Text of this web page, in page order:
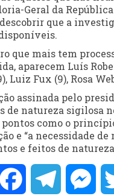
Geral da
que a
que mais tem
aparecem Luís
Luiz Fux (9), Rosa
assinada pelo
de natureza sigilosa
como o
e “a necessidade
e feitos de
FacebookTelegram